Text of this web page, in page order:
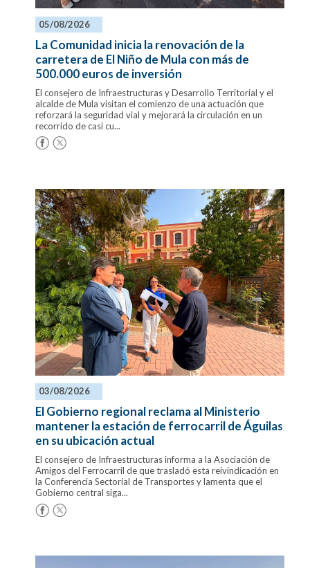
05/08/2026
La Comunidad inicia la renovación de la
carretera de El Niño de Mula con más de
500.000 euros de inversión
El consejero de Infraestructuras y Desarrollo Territorial y el
alcalde de Mula visitan el comienzo de una actuación que
reforzará la seguridad vial y mejorará la circulación en un
recorrido de casi cu...
03/08/2026
El Gobierno regional reclama al Ministerio
mantener la estación de ferrocarril de Águilas
en su ubicación actual
El consejero de Infraestructuras informa a la Asociación de
Amigos del Ferrocarril de que trasladó esta reivindicación en
la Conferencia Sectorial de Transportes y lamenta que el
Gobierno central siga...